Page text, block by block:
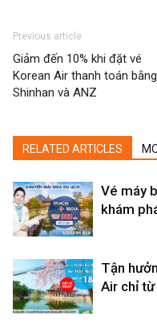
Previous article
Giảm đến 10% khi đặt vé
Korean Air thanh toán
Shinhan và ANZ
RELATED ARTICLES
Vé máy
khám
Tận
Air chỉ từ